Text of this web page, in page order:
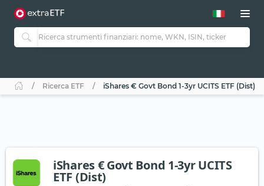
Ricerca ETF iShares € Govt Bond 1-3yr UCITS ETF (Dist)
iShares € Govt Bond 1-3yr UCITS
ETF (Dist)